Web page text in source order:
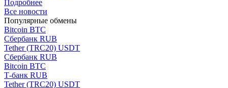
Подробнее
Все новости
Популярные обмены
Bitcoin BTC
Сбербанк RUB
Tether (TRC20) USDT
Сбербанк RUB
Bitcoin BTC
Т-банк RUB
Tether (TRC20) USDT